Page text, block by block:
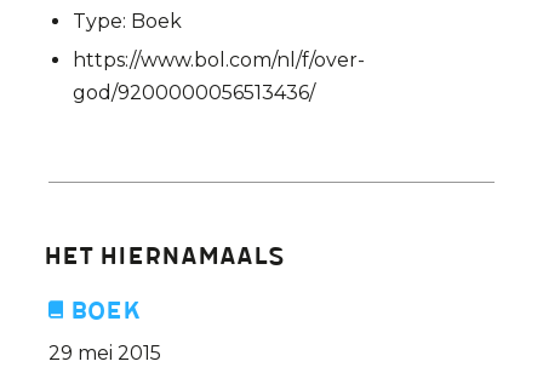
Type: Boek
https://www.bol.com/nl/f/over-
god/9200000056513436/
Het Hiernamaals
Boek
29 mei 2015